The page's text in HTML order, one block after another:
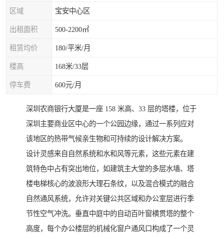
区域 宝安中心区
出租面积 500-2200㎡
租赁均价 180/平米/月
楼高 168米/33层
停车费 600元/月
深圳农商银行大厦是一座 158 米高、33 层的塔楼，位于
深圳主要商业区中心的一个公园边缘，通过一系列应对
该地区的热带气候亲生物和可持续的设计解决方案。
设计灵感来自自然系统和水和风等元素，这些元素在建
筑特色中占有突出地位，如建筑主大堂的多层水墙、塔
楼电梯核心的波浪形大理石条纹，以及混合模式的融合
自然通风系统，允许对关键公共区域和办公室层进行季
节性空气冲洗。垂直中庭中的自动百叶窗横贯塔的整个
高度，每个办公楼层的机械化窗户通风口构成了一个灵
光明区
龙华观澜